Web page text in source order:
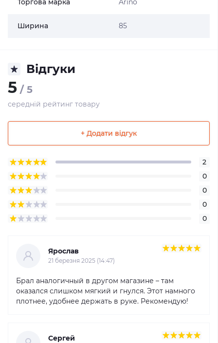
Торгова марка Arino
Ширина 85
Відгуки
5 / 5
середній рейтинг товару
+ Додати відгук
2
0
0
0
0
Ярослав
21 березня 2025 (14:47)
Брал аналогичный в другом магазине – там
оказался слишком мягкий и гнулся. Этот намного
плотнее, удобнее держать в руке. Рекомендую!
Сергей